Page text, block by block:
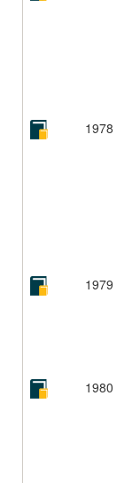
1978
1979
1980